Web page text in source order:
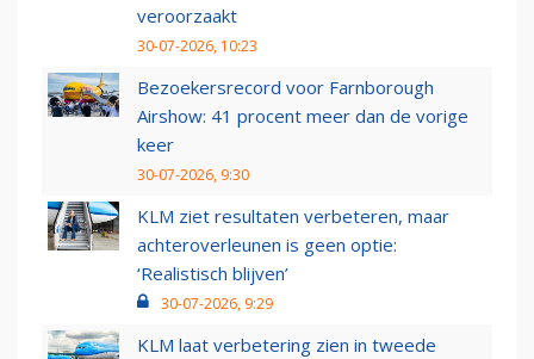
veroorzaakt
30-07-2026, 10:23
Bezoekersrecord voor Farnborough
Airshow: 41 procent meer dan de vorige
keer
30-07-2026, 9:30
KLM ziet resultaten verbeteren, maar
achteroverleunen is geen optie:
‘Realistisch blijven’
30-07-2026, 9:29
KLM laat verbetering zien in tweede